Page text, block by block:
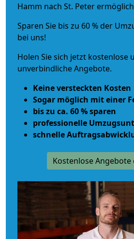
Hamm nach St. Peter
Sparen Sie bis zu 60 % der
bei uns!
Holen Sie sich jetzt kostenlose
unverbindliche Angebote.
Keine versteckten Kosten
Sogar möglich mit einer
bis zu ca. 60 % sparen
professionelle
schnelle
Kostenlose Angebote